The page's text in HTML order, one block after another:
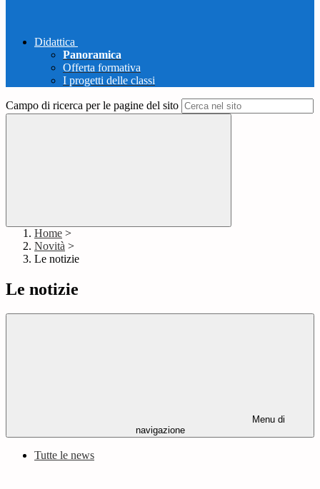
Didattica
Panoramica
Offerta formativa
I progetti delle classi
Campo di ricerca per le pagine del sito
Home >
Novità >
Le notizie
Le notizie
Menu di
navigazione
Tutte le news